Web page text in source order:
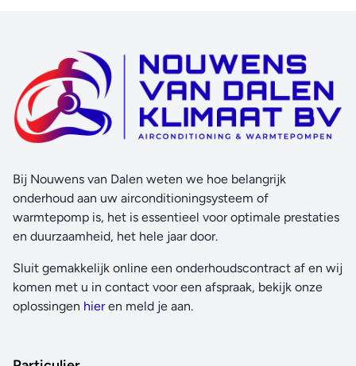
Bij Nouwens van Dalen weten we hoe belangrijk
onderhoud aan uw airconditioningsysteem of
warmtepomp is, het is essentieel voor optimale prestaties
en duurzaamheid, het hele jaar door.
Sluit gemakkelijk online een onderhoudscontract af en wij
komen met u in contact voor een afspraak, bekijk onze
oplossingen hieren meld je aan.